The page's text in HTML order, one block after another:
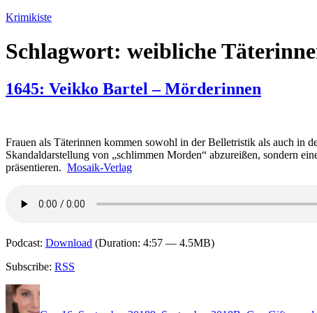
Zum
springen
Krimikiste
Schlagwort: weibliche
1645: Veikko Bartel – Mörderinnen
Frauen als Täterinnen kommen sowohl in der Belletristik als auch in
Skandaldarstellung von „schlimmen Morden“ abzureißen, sondern
präsentieren. Mosaik-Verlag
Podcast: Download (Duration: 4:57 — 4.5MB)
Subscribe: RSS
Autor